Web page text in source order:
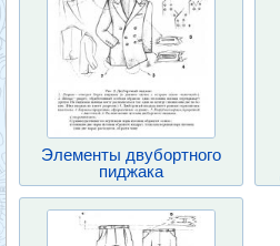
Элементы двубортного
пиджака